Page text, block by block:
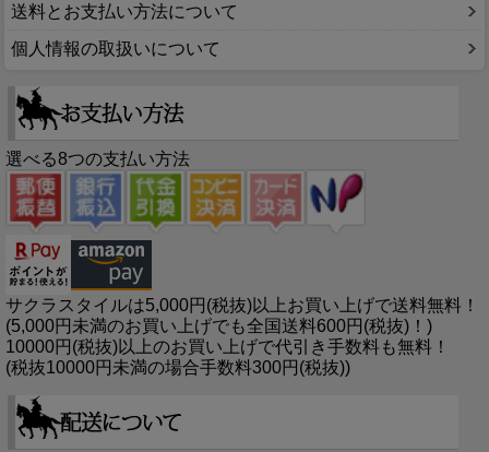
送料とお支払い方法について
個人情報の取扱いについて
選べる8つの支払い方法
サクラスタイルは5,000円(税抜)以上お買い上げで送料無料！
(5,000円未満のお買い上げでも全国送料600円(税抜)！)
10000円(税抜)以上のお買い上げで代引き手数料も無料！
(税抜10000円未満の場合手数料300円(税抜))